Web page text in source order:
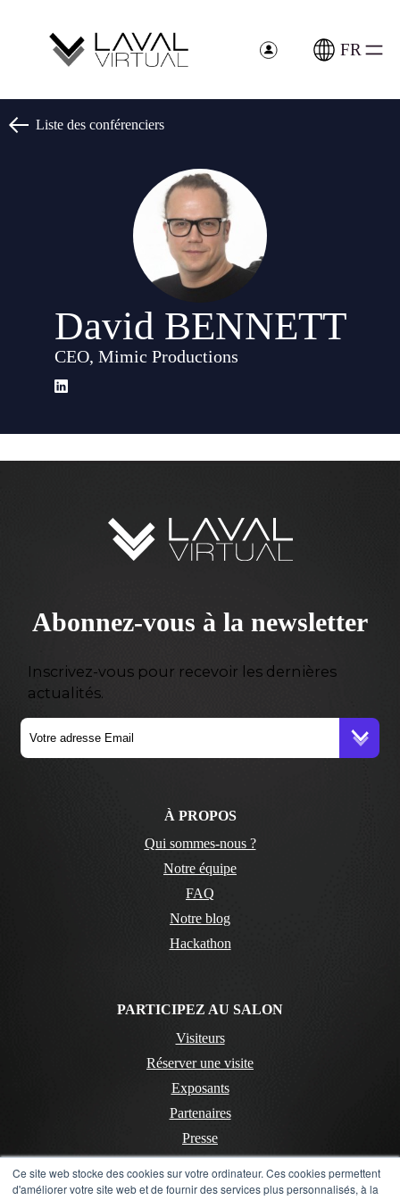
Ce site web stocke des cookies sur votre ordinateur. Ces cookies permettent
d'améliorer votre site web et de fournir des services plus personnalisés, à la
FR
Liste des conférenciers
David BENNETT
CEO, Mimic Productions
Abonnez-vous à la newsletter
Inscrivez-vous pour recevoir les dernières
actualités.
À PROPOS
Qui sommes-nous ?
Notre équipe
FAQ
Notre blog
Hackathon
PARTICIPEZ AU SALON
Visiteurs
Réserver une visite
Exposants
Partenaires
Presse